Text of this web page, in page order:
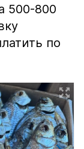
500-800
по